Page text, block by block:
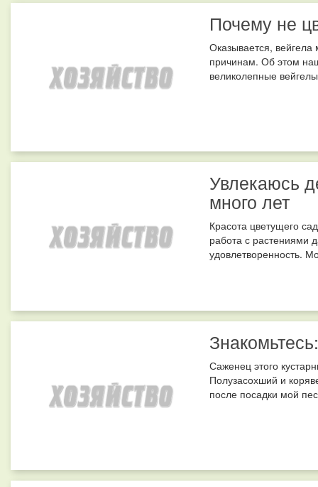
Почему не
Оказывается, вейгела
причинам. Об этом
великолепные
Увлекаюсь
много лет
Красота цветущего
работа с растениями
удовлетворенность.
Саженец этого
Полузасохший и
после посадки мой